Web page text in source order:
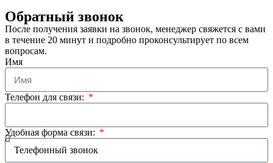
Обратный звонок
После получения заявки на звонок, менеджер свяжется с вами
в течение 20 минут и подробно проконсультирует по всем
вопросам.
Имя
Телефон для связи:
Удобная форма связи: